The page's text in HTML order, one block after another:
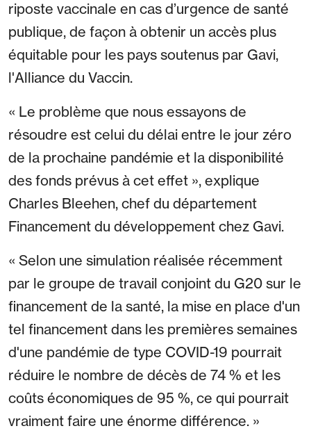
riposte vaccinale en cas d’urgence de santé
publique, de façon à obtenir un accès plus
équitable pour les pays soutenus par Gavi,
l'Alliance du Vaccin.
« Le problème que nous essayons de
résoudre est celui du délai entre le jour zéro
de la prochaine pandémie et la disponibilité
des fonds prévus à cet effet », explique
Charles Bleehen, chef du département
Financement du développement chez Gavi.
« Selon une simulation réalisée récemment
par le groupe de travail conjoint du G20 sur le
financement de la santé, la mise en place d'un
tel financement dans les premières semaines
d'une pandémie de type COVID-19 pourrait
réduire le nombre de décès de 74 % et les
coûts économiques de 95 %, ce qui pourrait
vraiment faire une énorme différence. »